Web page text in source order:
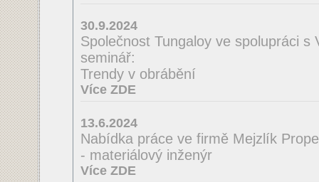
30.9.2024
Společnost Tungaloy ve spolupráci s
seminář:
Trendy v obrábění
Více ZDE
13.6.2024
Nabídka práce ve firmě Mejzlík
- materiálový inženýr
Více ZDE